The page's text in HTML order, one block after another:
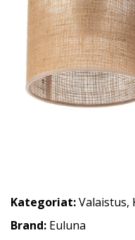
Kategoriat:Valaistus,
Brand: Euluna